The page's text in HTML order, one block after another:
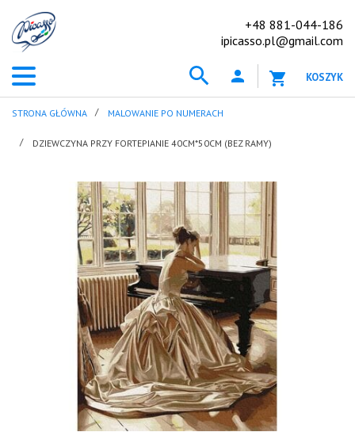
+48 881-044-186
ipicasso.pl@gmail.com
KOSZYK
STRONA GŁÓWNA MALOWANIE PO NUMERACH
DZIEWCZYNA PRZY FORTEPIANIE 40CM*50CM (BEZ RAMY)